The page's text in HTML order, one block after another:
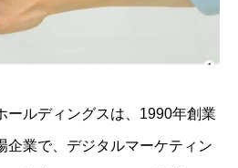
ールディングスは、1990年創業
企業で、デジタルマーケティン